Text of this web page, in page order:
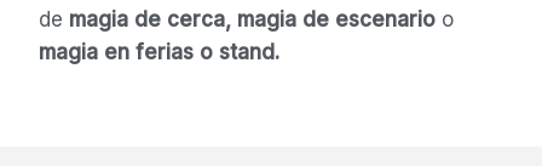
de magia de cerca, magia de escenarioo
magia en ferias o stand.